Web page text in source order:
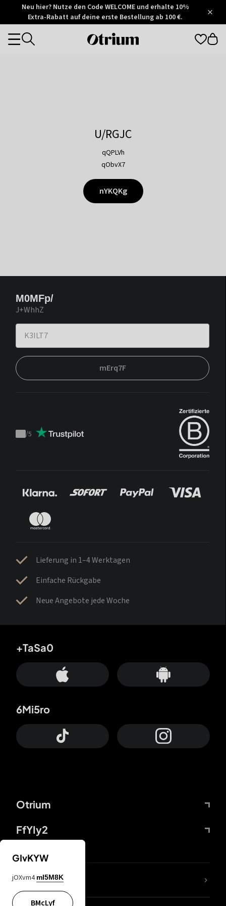
Otrium
Trustpilot
Neu hier? Nutze den Code WELCOME und erhalte 10%
Extra-Rabatt auf deine erste Bestellung ab 100 €.
Otrium
Categories
U/RGJC
qQPLVh
qObvX7
nYKQKg
M0MFp/
J+WhhZ
mErq7F
Trustpilot
/5
Lieferung in 1–4 Werktagen
Einfache Rückgabe
Neue Angebote jede Woche
Otrium
FfYIy2
+TaSa0
6Mi5ro
DDcvSo
GIvKYW
jOXvm4 mI5M8K
BMcLyf